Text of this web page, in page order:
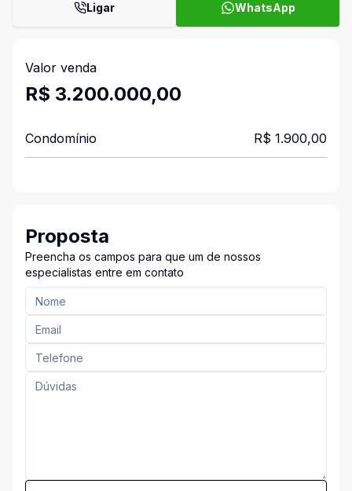
Ligar WhatsApp
Valor venda
R$ 3.200.000,00
Condomínio R$ 1.900,00
Proposta
Preencha os campos para que um de nossos
especialistas entre em contato